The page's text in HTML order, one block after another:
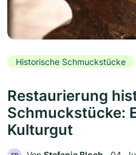
Historische Schmuckstücke
Restaurierung
Schmuckstücke:
Kulturgut